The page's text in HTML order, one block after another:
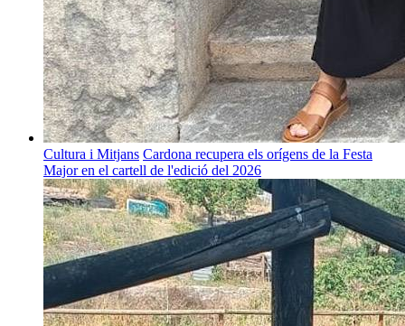
Cultura i Mitjans Cardona recupera els orígens de la Festa
Major en el cartell de l'edició del 2026